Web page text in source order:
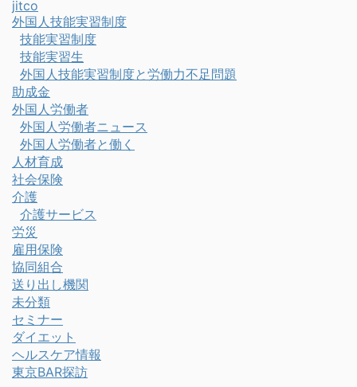
jitco
外国人技能実習制度
技能実習制度
技能実習生
外国人技能実習制度と労働力不足問題
助成金
外国人労働者
外国人労働者ニュース
外国人労働者と働く
人材育成
社会保険
介護
介護サービス
労災
雇用保険
協同組合
送り出し機関
未分類
セミナー
ダイエット
ヘルスケア情報
東京BAR探訪